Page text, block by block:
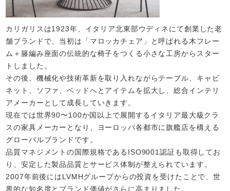
カリガリスは1923年、イタリア北東部ウディネにて創業した老
舗ブランドで、当初は「マロッカチェア」と呼ばれる木フレー
ム＋籐編み座面の伝統的な椅子をつくる小さな工房からスター
トしました。
その後、機械化や技術革新を取り入れながらテーブル、キャビ
ネット、ソファ、ベッドへとアイテムを拡大し、総合インテリ
アメーカーとして成長していきます。
現在では世界90〜100か国以上で展開するイタリア最大級クラ
スの家具メーカーとなり、ヨーロッパ各都市に旗艦店を構える
グローバルブランドです。
品質マネジメントの国際規格であるISO9001認証も取得してお
り、安定した製品品質とサービス体制が整えられています。
2007年前後にはLVMHグループからの投資を受けたことで、世
界的な知名度とブランド価値がさらに高まりました。